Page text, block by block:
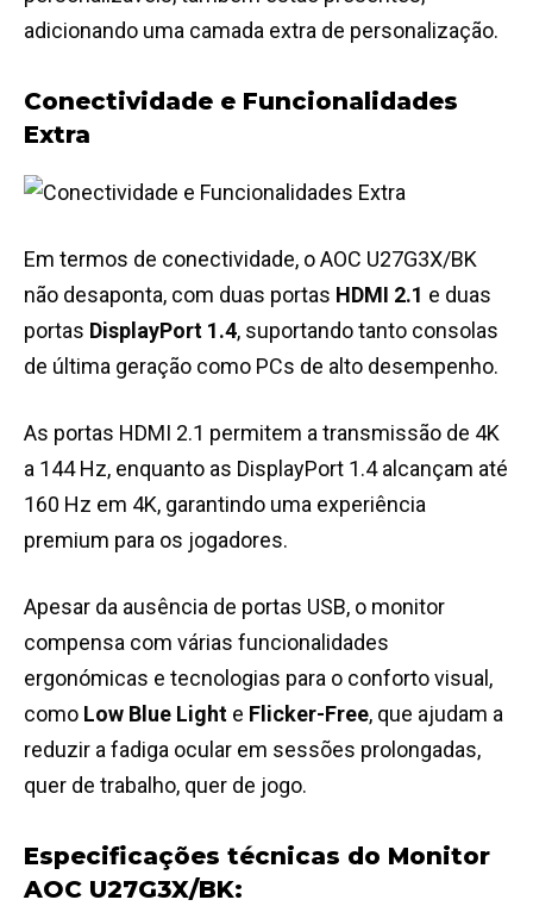
adicionando uma camada extra de personalização​.
Conectividade e Funcionalidades
Extra
Em termos de conectividade, o AOC U27G3X/BK
não desaponta, com duas portas HDMI 2.1 e duas
portas DisplayPort 1.4, suportando tanto consolas
de última geração como PCs de alto desempenho.
As portas HDMI 2.1 permitem a transmissão de 4K
a 144 Hz, enquanto as DisplayPort 1.4 alcançam até
160 Hz em 4K, garantindo uma experiência
premium para os jogadores​.
Apesar da ausência de portas USB, o monitor
compensa com várias funcionalidades
ergonómicas e tecnologias para o conforto visual,
como Low Blue Light e Flicker-Free, que ajudam a
reduzir a fadiga ocular em sessões prolongadas,
quer de trabalho, quer de jogo​.
Especificações técnicas do Monitor
AOC U27G3X/BK: